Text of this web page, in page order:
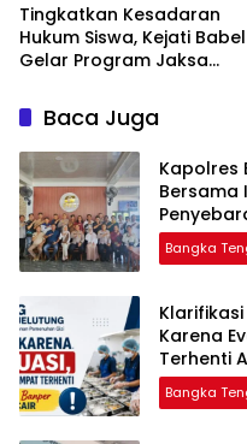
Tingkatkan Kesadaran
Hukum Siswa, Kejati Babel
Gelar Program Jaksa
Namang
Baca Juga
‎Kapolres
Bersama
Layanan
Bangka
‎Klarifikasi
Karena
Terhenti
Bangka